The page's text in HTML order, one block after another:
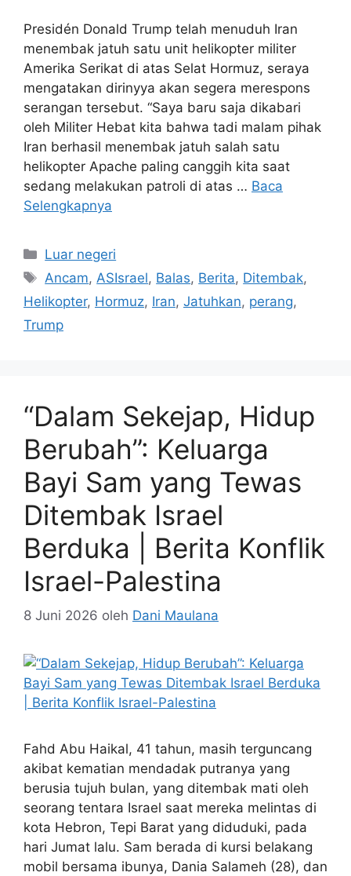
Presidén Donald Trump telah menuduh Iran
menembak jatuh satu unit helikopter militer
Amerika Serikat di atas Selat Hormuz, seraya
mengatakan dirinyya akan segera merespons
serangan tersebut. “Saya baru saja dikabari
oleh Militer Hebat kita bahwa tadi malam pihak
Iran berhasil menembak jatuh salah satu
helikopter Apache paling canggih kita saat
sedang melakukan patroli di atas … Baca
Selengkapnya
Kategori
Luar negeri
Tag
Ancam, ASIsrael, Balas, Berita, Ditembak,
Helikopter, Hormuz, Iran, Jatuhkan, perang,
Trump
“Dalam Sekejap, Hidup
Berubah”: Keluarga
Bayi Sam yang Tewas
Ditembak Israel
Berduka | Berita Konflik
Israel-Palestina
8 Juni 2026 oleh Dani Maulana
Fahd Abu Haikal, 41 tahun, masih terguncang
akibat kematian mendadak putranya yang
berusia tujuh bulan, yang ditembak mati oleh
seorang tentara Israel saat mereka melintas di
kota Hebron, Tepi Barat yang diduduki, pada
hari Jumat lalu. Sam berada di kursi belakang
mobil bersama ibunya, Dania Salameh (28), dan